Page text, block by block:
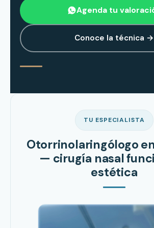
Agenda tu
Conoce la técnica →
TU ESPECIALISTA
Otorrinolaringólogo
— cirugía nasal
estética